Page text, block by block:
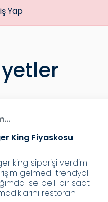
Yap
King Fiyaskosu
king siparişi verdim
gelmedi trendyol
ise belli bir saat
restoran